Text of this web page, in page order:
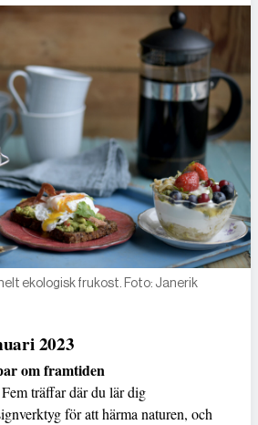
ekologisk frukost. Foto: Janerik
2023
om framtiden
träffar där du lär dig
för att härma naturen, och